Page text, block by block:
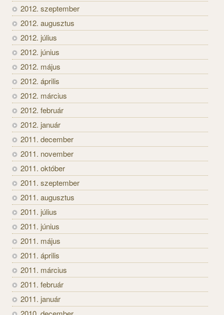
2012. szeptember
2012. augusztus
2012. július
2012. június
2012. május
2012. április
2012. március
2012. február
2012. január
2011. december
2011. november
2011. október
2011. szeptember
2011. augusztus
2011. július
2011. június
2011. május
2011. április
2011. március
2011. február
2011. január